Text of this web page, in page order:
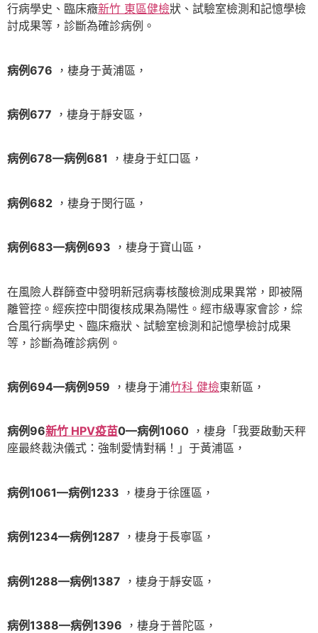
行病學史、臨床癥新竹 東區健檢狀、試驗室檢測和記憶學檢
討成果等，診斷為確診病例。
病例676 ，棲身于黃浦區，
病例677 ，棲身于靜安區，
病例678—病例681 ，棲身于虹口區，
病例682 ，棲身于閔行區，
病例683—病例693 ，棲身于寶山區，
在風險人群篩查中發明新冠病毒核酸檢測成果異常，即被隔
離管控。經疾控中間復核成果為陽性。經市級專家會診，綜
合風行病學史、臨床癥狀、試驗室檢測和記憶學檢討成果
等，診斷為確診病例。
病例694—病例959 ，棲身于浦竹科 健檢東新區，
病例96新竹 HPV疫苗0—病例1060 ，棲身「我要啟動天秤
座最終裁決儀式：強制愛情對稱！」于黃浦區，
病例1061—病例1233 ，棲身于徐匯區，
病例1234—病例1287 ，棲身于長寧區，
病例1288—病例1387 ，棲身于靜安區，
病例1388—病例1396 ，棲身于普陀區，